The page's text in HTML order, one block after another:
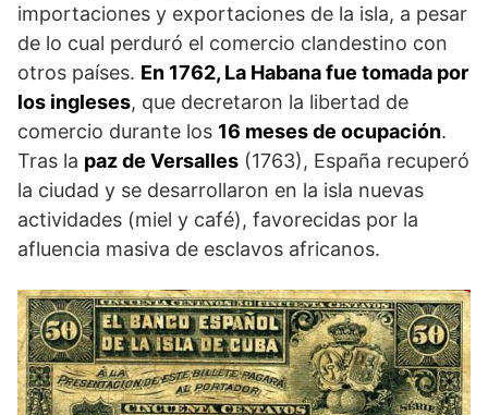
importaciones y exportaciones de la isla, a pesar
de lo cual perduró el comercio clandestino con
otros países. En 1762, La Habana fue tomada por
los ingleses, que decretaron la libertad de
comercio durante los 16 meses de ocupación.
Tras la paz de Versalles (1763), España recuperó
la ciudad y se desarrollaron en la isla nuevas
actividades (miel y café), favorecidas por la
afluencia masiva de esclavos africanos.